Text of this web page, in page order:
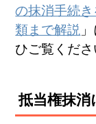
の抹消手続
類まで解説
ひご覧くださ
抵当権抹消